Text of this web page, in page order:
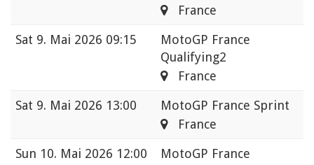
France
Sat 9. Mai 2026 09:15
MotoGP France
Qualifying2
France
Sat 9. Mai 2026 13:00
MotoGP France Sprint
France
Sun 10. Mai 2026 12:00 MotoGP France